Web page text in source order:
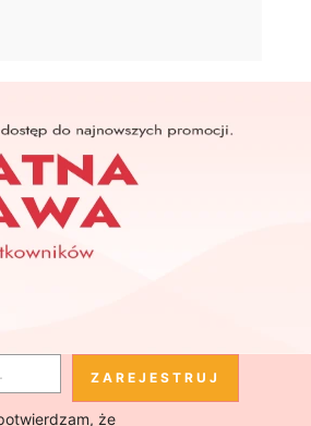
ZAREJESTRUJ
że